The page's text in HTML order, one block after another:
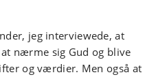
jeg interviewede, at
nærme sig Gud og blive
og værdier. Men også at